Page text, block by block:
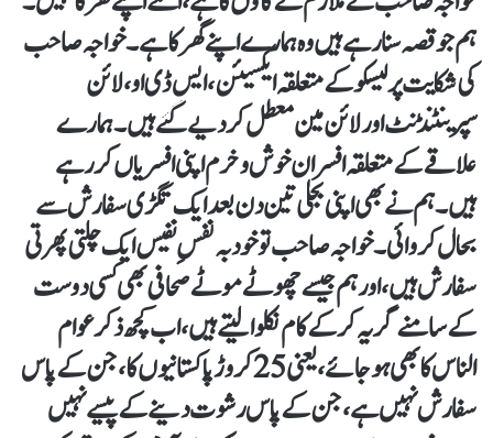
ہم جو قصہ سنا رہے ہیں وہ ہمارے اپنے گھر کا ہے۔ خواجہ صاحب
کی شکایت پر لیسکو کے متعلقہ ایکسیئن، ایس ڈ ی او، لائن
سپرینٹنڈنٹ اور لائن مین معطل کر دیے گئے ہیں۔ ہمارے
علاقے کے متعلقہ افسران خوش و خرم اپنی افسریاں کر رہے
ہیں۔ ہم نے بھی اپنی بجلی تین دن بعد ایک تگڑی سفارش سے
بحال کروائی۔ خواجہ صاحب تو خود بہ نفسِ نفیس ایک چلتی پھرتی
سفارش ہیں، اور ہم جیسے چھوٹے موٹے صحافی بھی کسی دوست
کے سامنے گریہ کر کے کام نکلوا لیتے ہیں، اب کچھ ذکر عوام
الناس کا بھی ہو جائے، یعنی 25کروڑ پاکستانیوں کا، جن کے پاس
سفارش نہیں ہے، جن کے پاس رشوت دینے کے پیسے نہیں